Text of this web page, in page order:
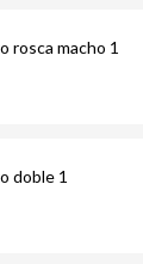
rosca macho 1
doble 1